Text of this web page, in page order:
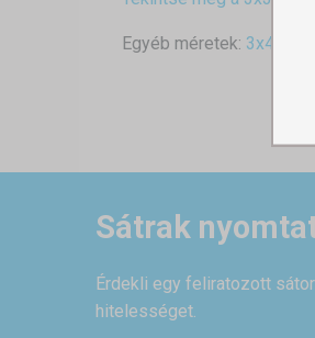
Egyéb méretek: 3x4,5
Sátrak
Érdekli egy feliratozott
hitelességet.